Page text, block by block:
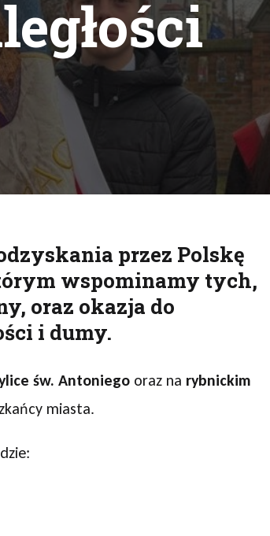
przez Polskę
wspominamy tych,
oraz okazja do
i dumy.
św. Antoniegooraz na rybnickim
miasta.